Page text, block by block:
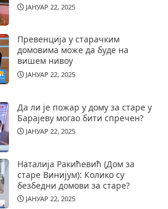
ЈАНУАР 22, 2025
Превенција у старачким
домовима може да буде на
вишем нивоу
ЈАНУАР 22, 2025
Да ли је пожар у дому за старе у
Барајеву могао бити спречен?
ЈАНУАР 22, 2025
Наталија Ракићевић (Дом за
старе Винијум): Колико су
безбедни домови за старе?
ЈАНУАР 22, 2025